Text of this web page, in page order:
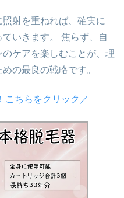
射を重ねれば、確実に
ていきます。 焦らず、自
ケアを楽しむことが、理
の最良の戦略です。
こちらをクリック／